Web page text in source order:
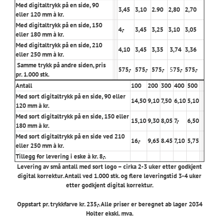
Med digitaltrykk på en side, 90
eller 120 mm à kr.
3,45 3,10 2.90 2,80
2,70
Med digitaltrykk på en side, 150
eller 180 mm à kr.
4,- 3,45 3,25 3,10
3,05
Med digitaltrykk på en side, 210
eller 250 mm à kr.
4,10 3,45 3,35 3,74 3,36
Samme trykk på andre siden, pris
pr. 1.000 stk.
575,- 575,- 575,- 575,- 575,-
Antall
100 200 300 400 500
Med sort digitaltrykk på en side, 90 eller
120 mm à kr.
14,509,107,50 6,10 5,10
Med sort digitaltrykk på en side, 150 eller
180 mm à kr.
15,109,308,057,-
6,50
Med sort digitaltrykk på en side ved 210
eller 250 mm à kr.
16,- 9,658.457,10 5,75
Tillegg for levering i eske à kr. 8,-.
Levering av små antall med sort logo – cirka 2-3 uker etter godkjent
digital korrektur. Antall ved 1.000 stk. og flere leveringstid 3-4 uker
etter godkjent digital korrektur.
Oppstart pr. trykkfarve kr. 235,-. Alle priser er beregnet ab lager 2034
Holter ekskl. mva.